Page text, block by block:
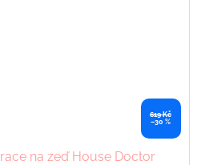
619 Kč
–30 %
na zeď House Doctor